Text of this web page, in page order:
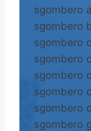
sgombero
sgombero
sgombero
sgombero
sgombero
sgombero
sgombero
sgombero